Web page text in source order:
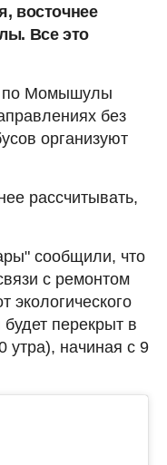
восточнее
Все это
по Момышулы
без
организуют
рассчитывать,
сообщили, что
с ремонтом
экологического
перекрыт в
утра), начиная с 9